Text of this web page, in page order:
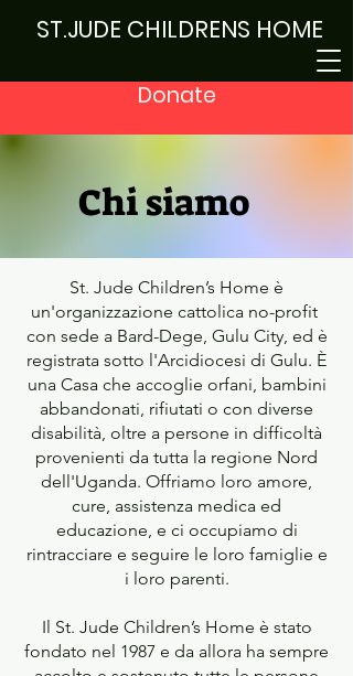
ST.JUDE CHILDRENS HOME
Donate
Chi siamo
St. Jude Children’s Home è
un'organizzazione cattolica no-profit
con sede a Bard-Dege, Gulu City, ed è
registrata sotto l'Arcidiocesi di Gulu. È
una Casa che accoglie orfani, bambini
abbandonati, rifiutati o con diverse
disabilità, oltre a persone in difficoltà
provenienti da tutta la regione Nord
dell'Uganda. Offriamo loro amore,
cure, assistenza medica ed
educazione, e ci occupiamo di
rintracciare e seguire le loro famiglie e
i loro parenti.
Il St. Jude Children’s Home è stato
fondato nel 1987 e da allora ha sempre